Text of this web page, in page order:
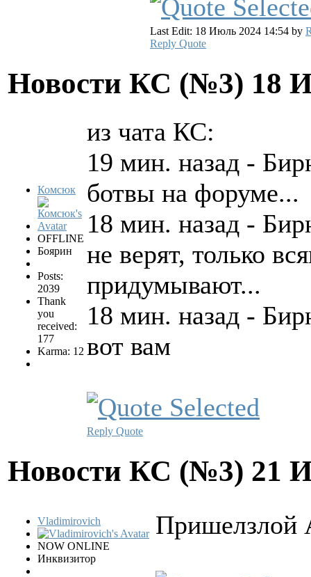
Last Edit: 18 Июль 2024 14:54 by
Reply Quote
Новости КС (№3) 18
Комсюк
OFFLINE
Боярин
Posts:
2039
Thank
you
received:
177
Karma: 12
из чата КС:
19 мин. назад -
ботвы на форуме...
18 мин. назад -
не верят, только
придумывают...
18 мин. назад -
вот вам
Reply Quote
Новости КС (№3) 21
Vladimirovich
NOW ONLINE
Инквизитор
Пришелзлой